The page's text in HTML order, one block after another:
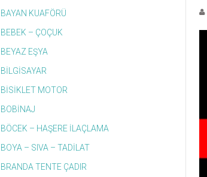
BAYAN KUAFÖRÜ
BEBEK – ÇOÇUK
BEYAZ EŞYA
BİLGİSAYAR
BİSİKLET MOTOR
BOBİNAJ
BÖCEK – HAŞERE İLAÇLAMA
BOYA – SIVA – TADİLAT
BRANDA TENTE ÇADIR